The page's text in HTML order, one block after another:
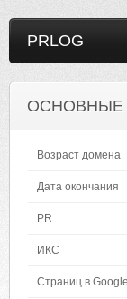
PRLOG
ОСНОВНЫЕ
Возраст домена
Дата окончания
PR
ИКС
Страниц в Google